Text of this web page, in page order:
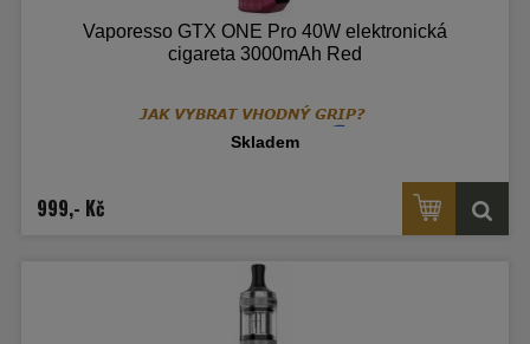
Vaporesso GTX ONE Pro 40W elektronická
cigareta 3000mAh Red
Skladem
999,- Kč